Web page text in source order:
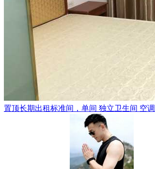
置顶长期出租标准间，单间 独立卫生间 空